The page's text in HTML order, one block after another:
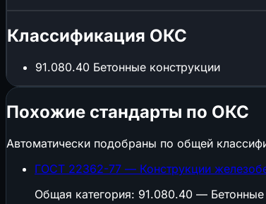
Классификация ОКС
91.080.40 Бетонные конструкции
Похожие стандарты по ОКС
Автоматически подобраны по общей
ГОСТ 22362-77 — Конструкции
Общая категория: 91.080.40 — Бетонные